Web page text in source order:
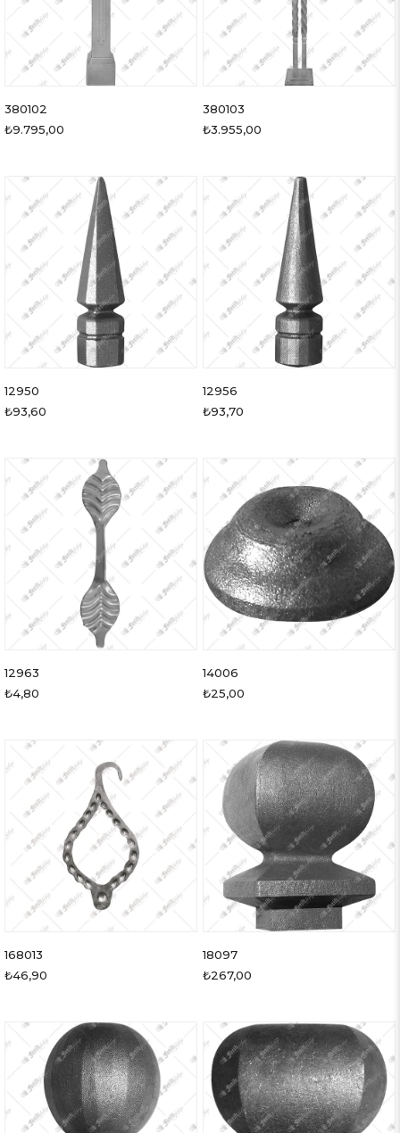
380102
₺9.795,00
380103
₺3.955,00
12950
₺93,60
12956
₺93,70
12963
₺4,80
14006
₺25,00
168013
₺46,90
18097
₺267,00